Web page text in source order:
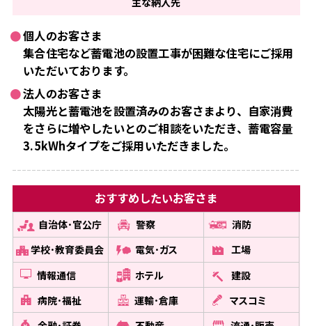
個人のお客さま
集合住宅など蓄電池の設置工事が困難な住宅にご採用
いただいております。
法人のお客さま
太陽光と蓄電池を設置済みのお客さまより、自家消費
をさらに増やしたいとのご相談をいただき、蓄電容量
3.5kWhタイプをご採用いただきました。
おすすめしたいお客さま
自治体･官公庁 警察
消防
学校･教育委員会
電気･ガス
工場
情報通信
ホテル
建設
病院･福祉
運輸･倉庫
マスコミ